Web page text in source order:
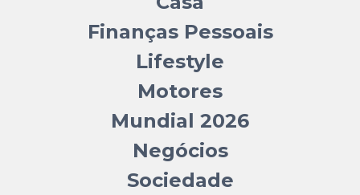
Finanças Pessoais
Lifestyle
Motores
Mundial 2026
Negócios
Sociedade